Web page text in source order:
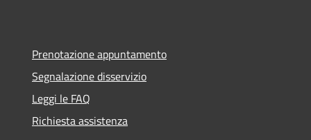
Prenotazione appuntamento
Segnalazione disservizio
Leggi le FAQ
Richiesta assistenza